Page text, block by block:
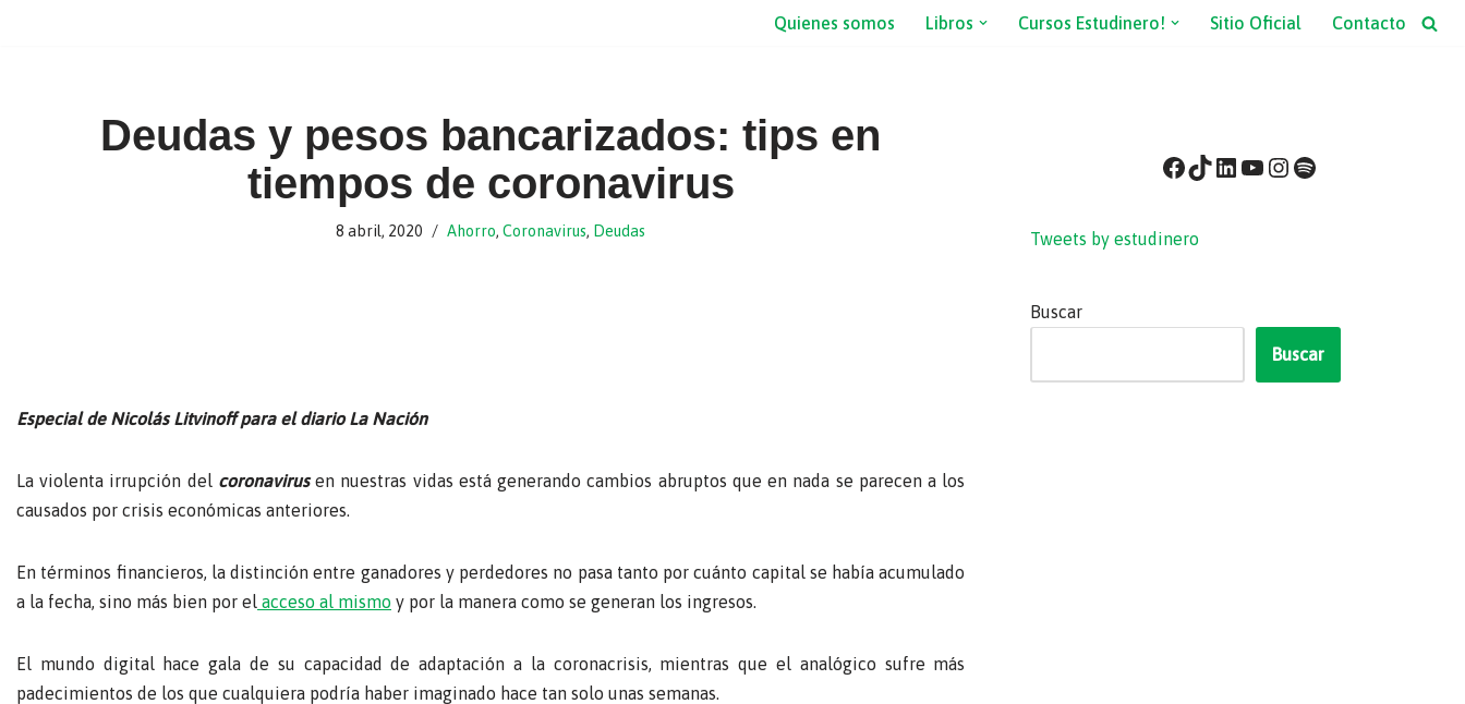
Quienes somos Libros Cursos Estudinero! Sitio Oficial Contacto
Deudas y pesos bancarizados: tips en
tiempos de coronavirus
8 abril, 2020 Ahorro,Coronavirus, Deudas
Especial de Nicolás Litvinoff para el diario La Nación
La violenta irrupción del coronavirus en nuestras vidas está generando cambios abruptos que en nada se parecen a los
causados por crisis económicas anteriores.
En términos financieros, la distinción entre ganadores y perdedores no pasa tanto por cuánto capital se había acumulado
a la fecha, sino más bien por el acceso al mismo y por la manera como se generan los ingresos.
El mundo digital hace gala de su capacidad de adaptación a la coronacrisis, mientras que el analógico sufre más
padecimientos de los que cualquiera podría haber imaginado hace tan solo unas semanas.
Tweets by estudinero
Buscar
Buscar